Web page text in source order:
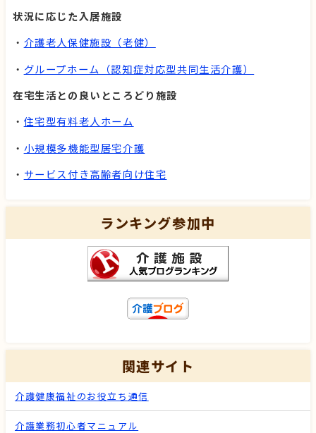
状況に応じた入居施設
・ 介護老人保健施設（老健）
・ グループホーム（認知症対応型共同生活介護）
在宅生活との良いところどり施設
・ 住宅型有料老人ホーム
・ 小規模多機能型居宅介護
・ サービス付き高齢者向け住宅
ランキング参加中
関連サイト
介護健康福祉のお役立ち通信
介護業務初心者マニュアル